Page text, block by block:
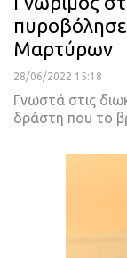
Μαρτύρων
28/06/2022 15:18
Γνωστά στις
δράστη που το